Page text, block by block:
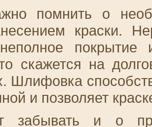
помнить о
краски.
покрытие
скажется на
Шлифовка
и позволяет
забывать и о